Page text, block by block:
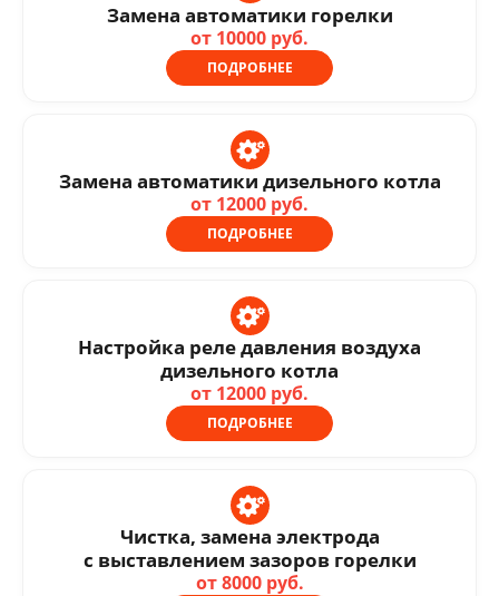
Замена автоматики горелки
от 10000 руб.
ПОДРОБНЕЕ
Замена автоматики дизельного котла
от 12000 руб.
ПОДРОБНЕЕ
Настройка реле давления воздуха
дизельного котла
от 12000 руб.
ПОДРОБНЕЕ
Чистка, замена электрода
с выставлением зазоров горелки
от 8000 руб.